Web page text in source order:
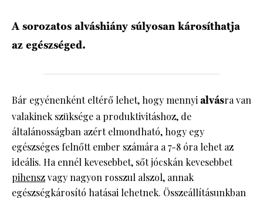
A sorozatos alváshiány súlyosan károsíthatja
az egészséged.
Bár egyénenként eltérő lehet, hogy mennyialvásra van
valakinek szüksége a produktivitáshoz, de
általánosságban azért elmondható, hogy egy
egészséges felnőtt ember számára a 7-8 óra lehet az
ideális. Ha ennél kevesebbet, sőt jócskán kevesebbet
pihenszvagy nagyon rosszul alszol, annak
egészségkárosító hatásai lehetnek. Összeállításunkban